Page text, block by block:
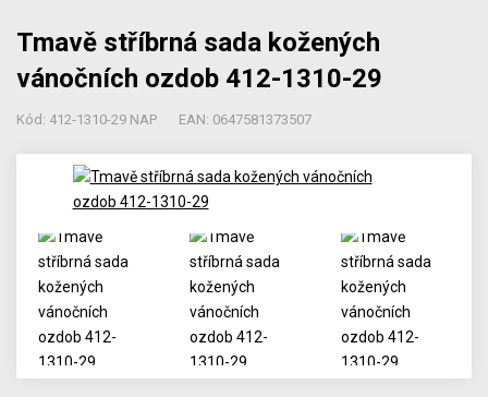
Tmavě stříbrná sada kožených
vánočních ozdob 412-1310-29
Kód: 412-1310-29 NAP EAN: 0647581373507